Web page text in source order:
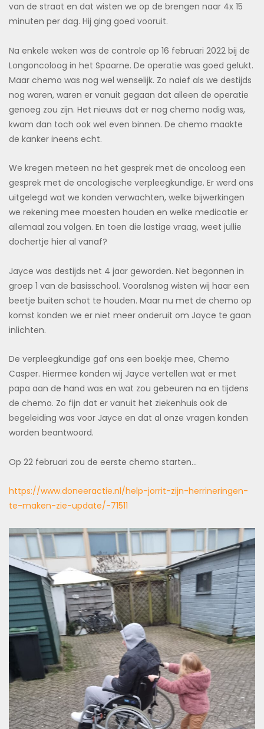
van de straat en dat wisten we op de brengen naar 4x 15
minuten per dag. Hij ging goed vooruit.
Na enkele weken was de controle op 16 februari 2022 bij de
Longoncoloog in het Spaarne. De operatie was goed gelukt.
Maar chemo was nog wel wenselijk. Zo naief als we destijds
nog waren, waren er vanuit gegaan dat alleen de operatie
genoeg zou zijn. Het nieuws dat er nog chemo nodig was,
kwam dan toch ook wel even binnen. De chemo maakte
de kanker ineens echt.
We kregen meteen na het gesprek met de oncoloog een
gesprek met de oncologische verpleegkundige. Er werd ons
uitgelegd wat we konden verwachten, welke bijwerkingen
we rekening mee moesten houden en welke medicatie er
allemaal zou volgen. En toen die lastige vraag, weet jullie
dochertje hier al vanaf?
Jayce was destijds net 4 jaar geworden. Net begonnen in
groep 1 van de basisschool. Vooralsnog wisten wij haar een
beetje buiten schot te houden. Maar nu met de chemo op
komst konden we er niet meer onderuit om Jayce te gaan
inlichten.
De verpleegkundige gaf ons een boekje mee, Chemo
Casper. Hiermee konden wij Jayce vertellen wat er met
papa aan de hand was en wat zou gebeuren na en tijdens
de chemo. Zo fijn dat er vanuit het ziekenhuis ook de
begeleiding was voor Jayce en dat al onze vragen konden
worden beantwoord.
Op 22 februari zou de eerste chemo starten…
https://www.doneeractie.nl/help-jorrit-zijn-herrineringen-
te-maken-zie-update/-71511